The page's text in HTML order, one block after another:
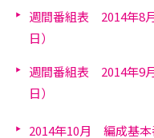
週間番組表 2014年8
日）
週間番組表 2014年9
日）
2014年10月 編成基本